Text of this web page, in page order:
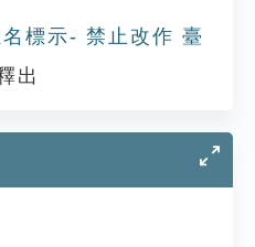
標示- 禁止改作 臺
出